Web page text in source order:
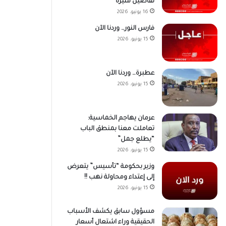
تفاصيل مُثيرة
16 يونيو، 2026
فارس النور… وردنا الآن
15 يونيو، 2026
عطبرة… وردنا الآن
15 يونيو، 2026
عرمان يهاجم الخماسية:
تعاملت معنا بمنطق الباب
“يطلع جمل”
15 يونيو، 2026
وزير بحكومة “تأسيس” يتعرض
إلى إعتداء ومحاولة نهب !!
15 يونيو، 2026
مسؤول سابق يكشف الأسباب
الحقيقية وراء اشتعال أسعار